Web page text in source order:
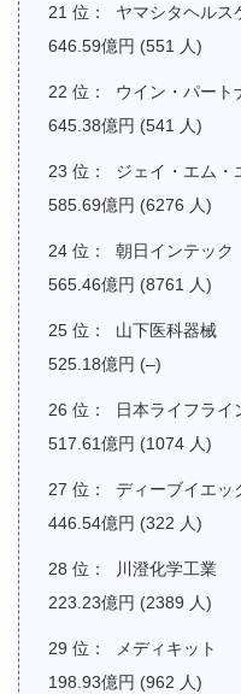
ヤマシタヘルス
646.59億円 (551 人)
ウイン・パート
645.38億円 (541 人)
ジェイ・エム・
585.69億円 (6276 人)
朝日インテック
565.46億円 (8761 人)
山下医科器械
525.18億円 (–)
日本ライフライ
517.61億円 (1074 人)
ディーブイエッ
446.54億円 (322 人)
川澄化学工業
223.23億円 (2389 人)
メディキット
198.93億円 (962 人)